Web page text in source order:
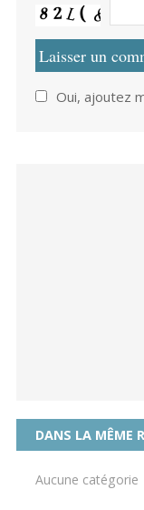
Oui, ajoutez
DANS LA MÊME
Aucune catégorie